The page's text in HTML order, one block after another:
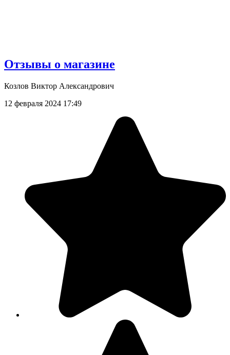
Отзывы о магазине
Козлов Виктор Александрович
12 февраля 2024 17:49